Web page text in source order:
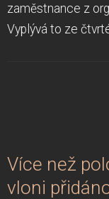
zaměstnance z
Vyplývá to ze
Více než
vloni